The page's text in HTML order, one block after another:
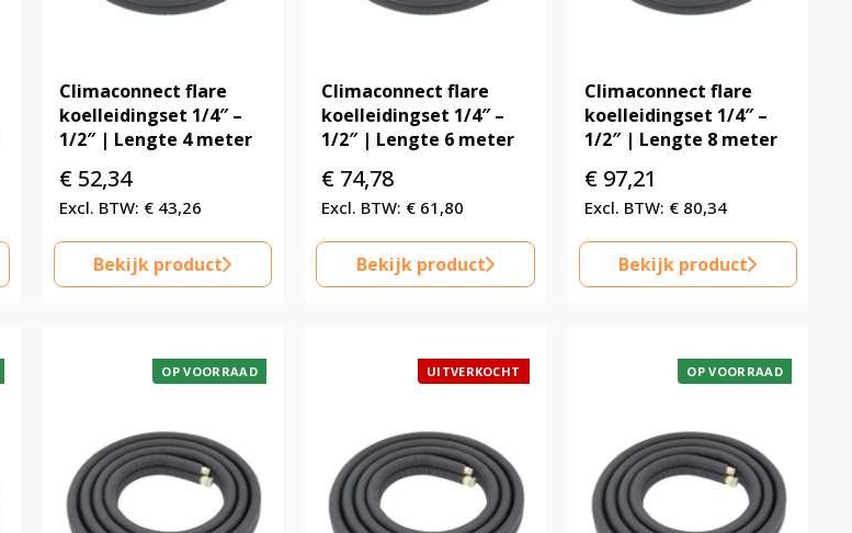
Climaconnect flare
koelleidingset 1/4″ –
1/2″ | Lengte 4 meter
€52,34
€43,26
Bekijk product
Climaconnect flare
koelleidingset 1/4″ –
1/2″ | Lengte 6 meter
€ 74,78
€ 61,80
Bekijk product
Climaconnect flare
koelleidingset 1/4″ –
1/2″ | Lengte 8 meter
€97,21
€80,34
Bekijk product
OP VOORRAAD UITVERKOCHT OP VOORRAAD